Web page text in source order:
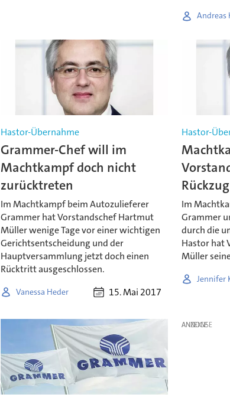
Andreas
Hastor-Übernahme
Grammer-Chef will im
Machtkampf doch nicht
zurücktreten
Im Machtkampf beim Autozulieferer
Grammer hat Vorstandschef Hartmut
Müller wenige Tage vor einer wichtigen
Gerichtsentscheidung und der
Hauptversammlung jetzt doch einen
Rücktritt ausgeschlossen.
Vanessa Heder 15. Mai 2017
Hastor-
Im
Grammer
durch die
Hastor hat
Müller
Jennifer
ANZEIGE